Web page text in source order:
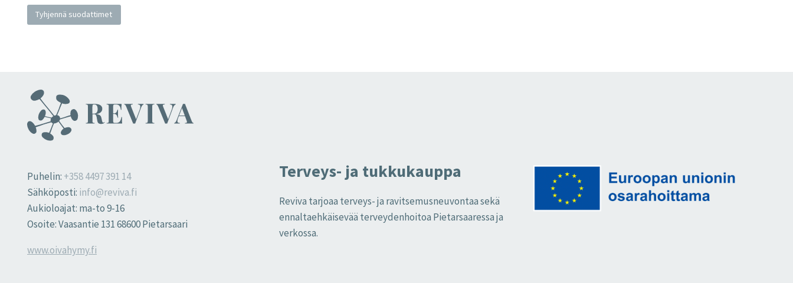
Tyhjennä suodattimet
Puhelin: +358 4497 391 14
Sähköposti: info@reviva.fi
Aukioloajat: ma-to 9-16
Osoite: Vaasantie 131 68600 Pietarsaari
www.oivahymy.fi
Terveys- ja tukkukauppa
Reviva tarjoaa terveys- ja ravitsemusneuvontaa sekä
ennaltaehkäisevää terveydenhoitoa Pietarsaaressa ja
verkossa.